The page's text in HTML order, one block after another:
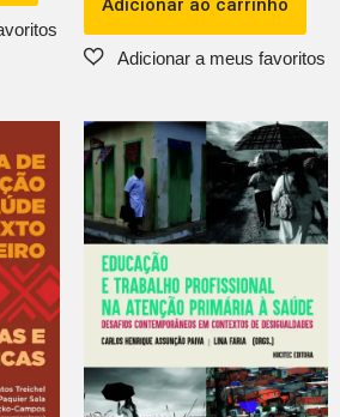
Adicionar ao carrinho